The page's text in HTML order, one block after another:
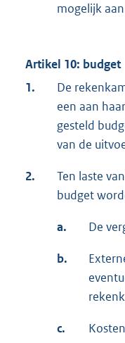
mogelijk
Artikel 10: budget
1.
De
een aan
gesteld
van de
2.
Ten laste
budget
a. De
b.
c.